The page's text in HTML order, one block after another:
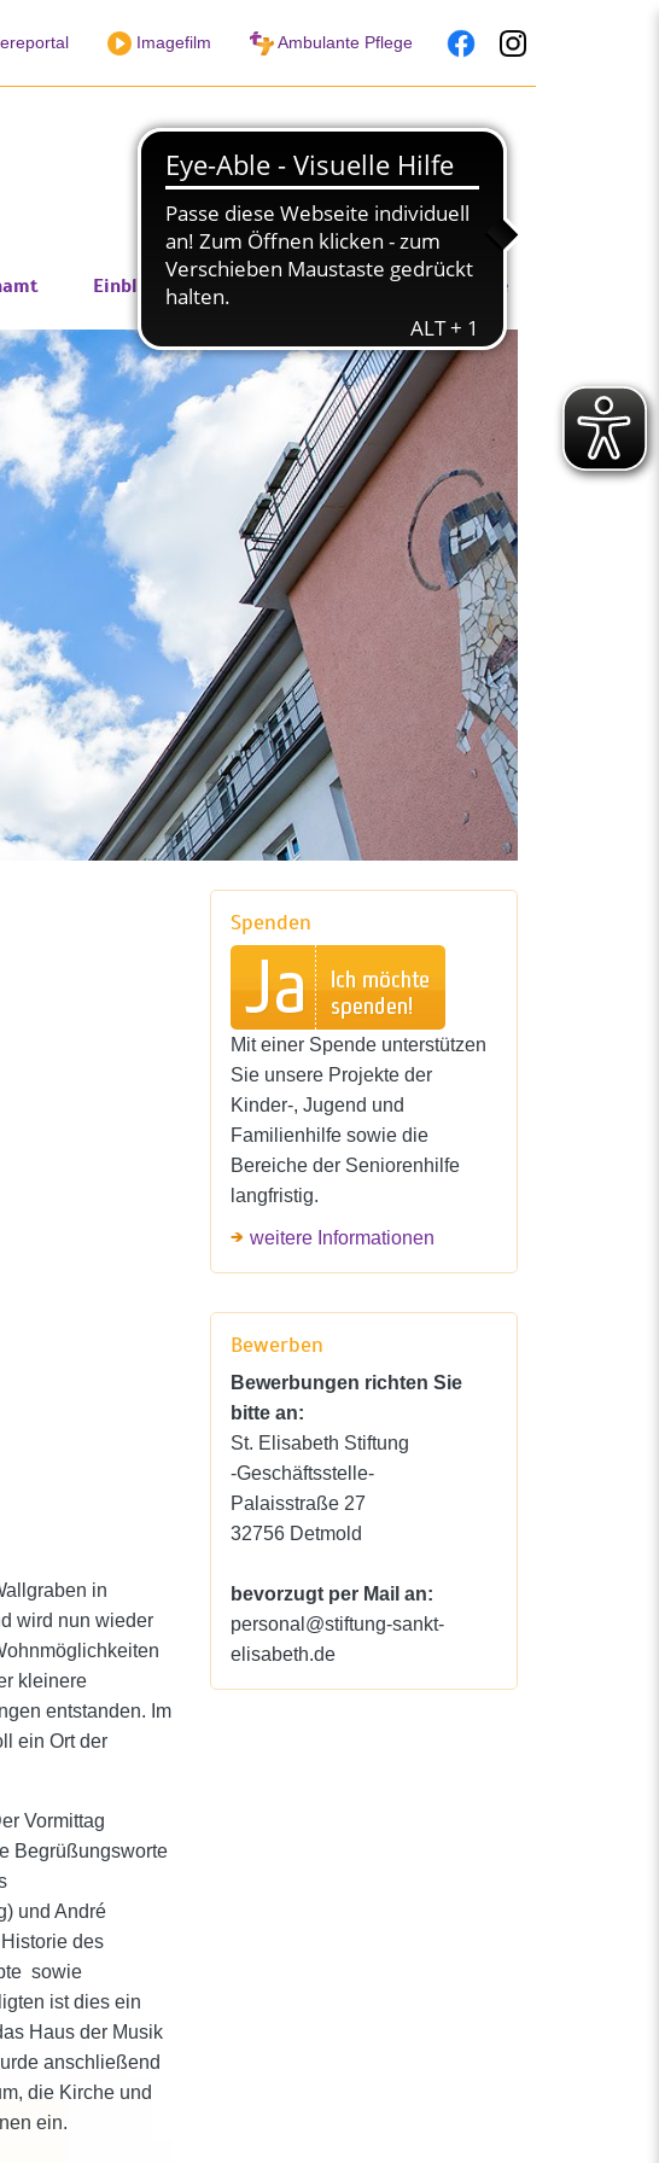
Imagefilm Ambulante Pflege
Einblicke in unsere Arbeit Jobs & Karriere
in
wird nun wieder
kleinere
entstanden. Im
ein Ort der
Vormittag
Begrüßungsworte
und André
des
sowie
ist dies ein
Haus der Musik
anschließend
die Kirche und
ein.
Spenden
Mit einer Spende unterstützen
Sie unsere Projekte der
Kinder-, Jugend und
Familienhilfe sowie die
Bereiche der Seniorenhilfe
langfristig.
weitere Informationen
Bewerben
Bewerbungen richten Sie
bitte an:
St. Elisabeth Stiftung
-Geschäftsstelle-
Palaisstraße 27
32756 Detmold
bevorzugt per Mail an:
personal@stiftung-sankt-
elisabeth.de